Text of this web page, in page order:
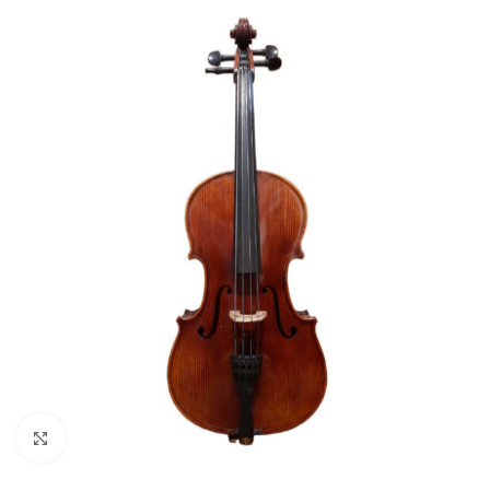
Нажмите, чтобы увеличить